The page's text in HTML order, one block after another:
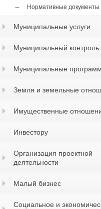
Нормативные
Муниципальные услуги
Муниципальный контроль
Муниципальные
Земля и земельные
Имущественные
Инвестору
Организация проектной
деятельности
Малый бизнес
Социальное и